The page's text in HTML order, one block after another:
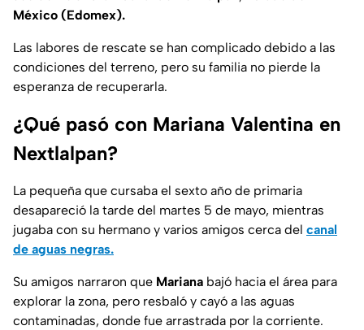
México (Edomex).
Las labores de rescate se han complicado debido a las
condiciones del terreno, pero su familia no pierde la
esperanza de recuperarla.
¿Qué pasó con Mariana Valentina en
Nextlalpan?
La pequeña que cursaba el sexto año de primaria
desapareció la tarde del martes 5 de mayo, mientras
jugaba con su hermano y varios amigos cerca del canal
de aguas negras.
Su amigos narraron que Mariana bajó hacia el área para
explorar la zona, pero resbaló y cayó a las aguas
contaminadas, donde fue arrastrada por la corriente.